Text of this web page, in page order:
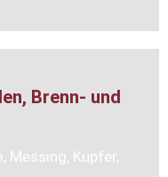
Brenn- und
Messing, Kupfer,